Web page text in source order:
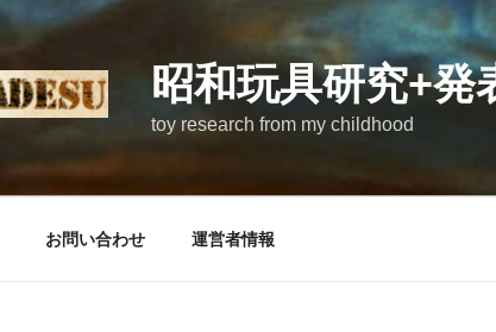
昭和玩具研究+発
toy research from my childhood
お問い合わせ 運営者情報